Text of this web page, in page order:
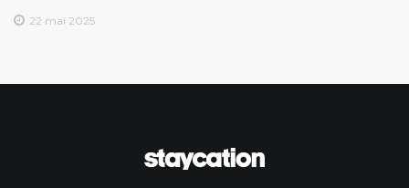
22 mai 2025